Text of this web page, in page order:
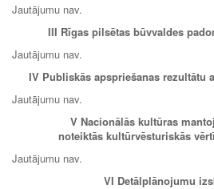
Jautājumu nav.
III Rīgas pilsētas būvvaldes
Jautājumu nav.
IV Publiskās apspriešanas rezultātu
Jautājumu nav.
V Nacionālās kultūras
noteiktās kultūrvēsturiskās
Jautājumu nav.
VI Detālplānojumu